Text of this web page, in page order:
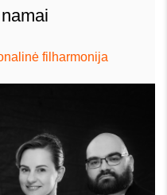
filharmonija